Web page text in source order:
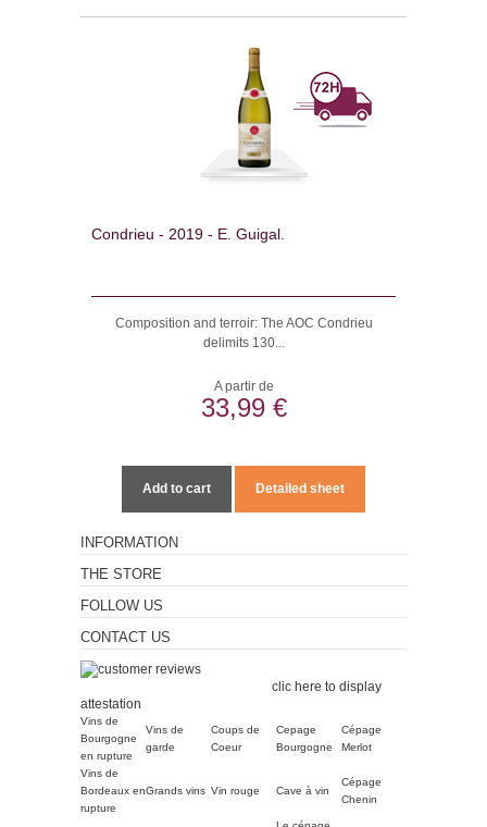
Condrieu - 2019 - E. Guigal.
Composition and terroir: The AOC Condrieu
delimits 130...
A partir de
33,99 €
Add to cart Detailed sheet
INFORMATION
THE STORE
FOLLOW US
CONTACT US
clic here to display
attestation
Vins de
Bourgogne
en rupture
Vins de
garde
Coups de
Coeur
Cepage
Bourgogne
Cépage
Merlot
Vins de
Bordeaux en
rupture
Grands vins Vin rouge Cave à vin
Cépage
Chenin